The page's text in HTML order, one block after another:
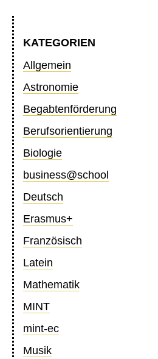
KATEGORIEN
Allgemein
Astronomie
Begabtenförderung
Berufsorientierung
Biologie
business@school
Deutsch
Erasmus+
Französisch
Latein
Mathematik
MINT
mint-ec
Musik